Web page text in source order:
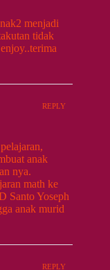
menjadi
tidak
REPLY
anak
nya.
math ke
Santo Yoseph
anak murid
REPLY